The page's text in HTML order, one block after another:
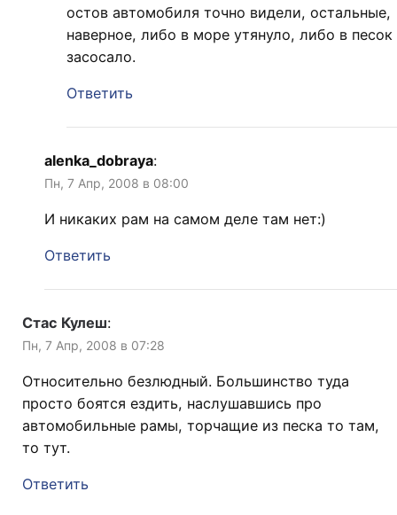
остов автомобиля точно видели, остальные,
наверное, либо в море утянуло, либо в песок
засосало.
Ответить
alenka_dobraya:
Пн, 7 Апр, 2008 в 08:00
И никаких рам на самом деле там нет:)
Ответить
Стас Кулеш:
Пн, 7 Апр, 2008 в 07:28
Относительно безлюдный. Большинство туда
просто боятся ездить, наслушавшись про
автомобильные рамы, торчащие из песка то там,
то тут.
Ответить